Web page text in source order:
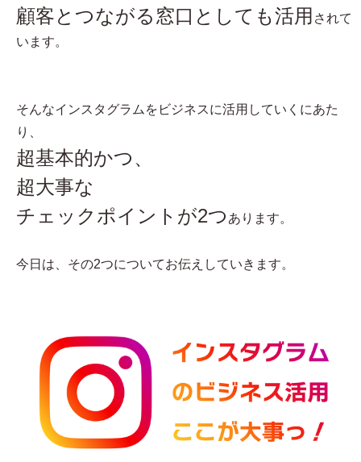
顧客とつながる窓口としても活用 されて
います。
そんなインスタグラムをビジネスに活用していくにあた
り、
超基本的かつ、
超大事な
チェックポイントが2つ あります。
今日は、その2つについてお伝えしていきます。